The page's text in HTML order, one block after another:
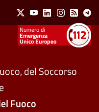
Social Menu
X YoutubeLinkedinInstagram
Feed
Numeri utili
Emergenza
Unico Europeo
del Soccorso
Fuoco